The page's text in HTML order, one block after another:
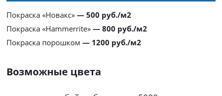
Покраска «Новакс» — 500 руб./м2
Покраска «Hammerrite» — 800 руб./м2
Покраска порошком — 1200 руб./м2
Возможные цвета